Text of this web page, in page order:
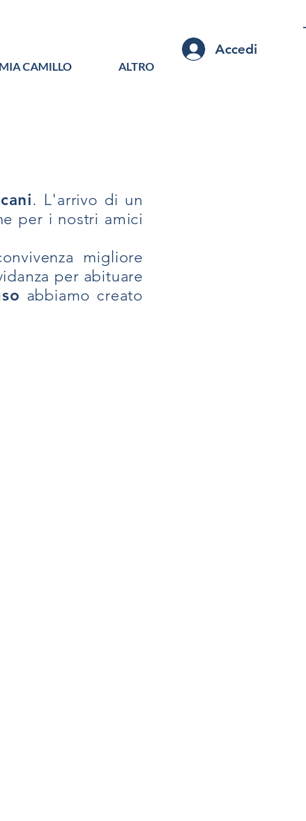
CAMILLO ALTRO
Accedi
. L'arrivo di un
per i nostri amici
migliore
per abituare
abbiamo creato